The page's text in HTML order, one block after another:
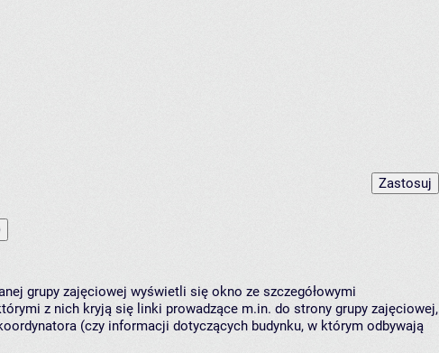
grupy zajęciowej wyświetli się okno ze szczegółowymi
z nich kryją się linki prowadzące m.in. do strony grupy zajęciowej,
(czy informacji dotyczących budynku, w którym odbywają